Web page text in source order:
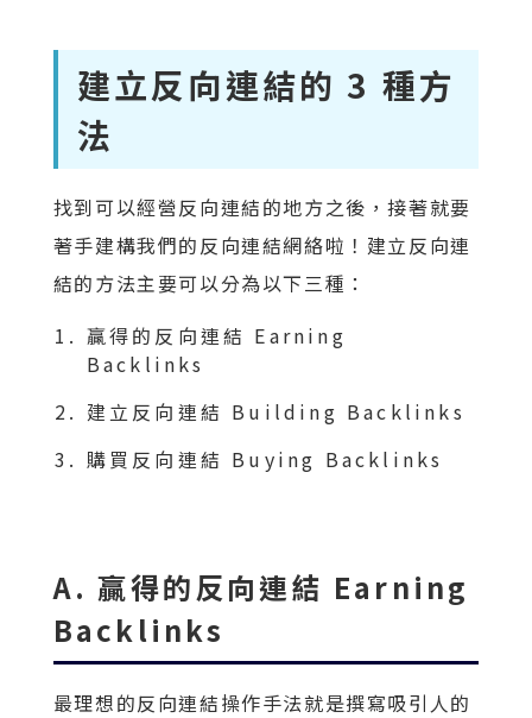
建立反向連結的 3 種方
法
找到可以經營反向連結的地方之後，接著就要
著手建構我們的反向連結網絡啦！建立反向連
結的方法主要可以分為以下三種：
贏得的反向連結 Earning
Backlinks
建立反向連結 Building Backlinks
購買反向連結 Buying Backlinks
A. 贏得的反向連結 Earning
Backlinks
最理想的反向連結操作手法就是撰寫吸引人的